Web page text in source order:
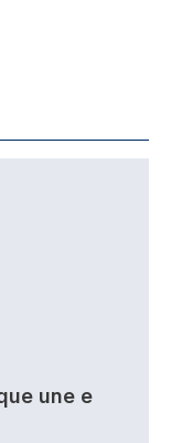
une e